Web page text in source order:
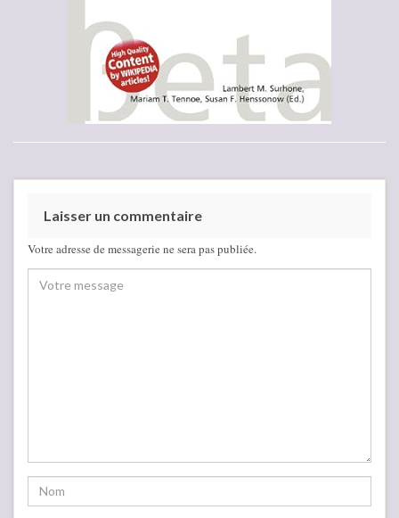
Laisser un commentaire
Votre adresse de messagerie ne sera pas publiée.